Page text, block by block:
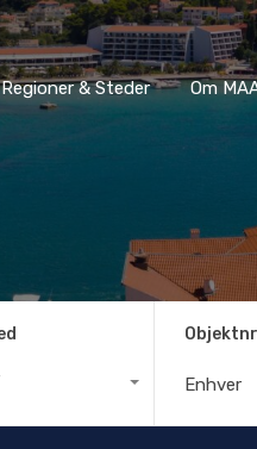
Regioner & Steder
Regioner & Steder Om